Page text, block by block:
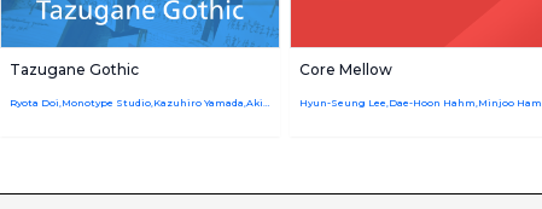
Tazugane Gothic Core Mellow
Hyun-Seung Lee,Dae-Hoon Hahm,Minjoo Ham